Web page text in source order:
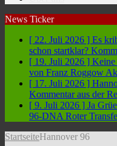
News Ticker
[ 22. Juli 2026 ] Es
schon startklar?
[ 19. Juli 2026 ]
von Franz Roggow
[ 17. Juli 2026 ]
Kommentar aus der
[ 9. Juli 2026 ] Ja
96-DNA Roter
StartseiteHannover 96